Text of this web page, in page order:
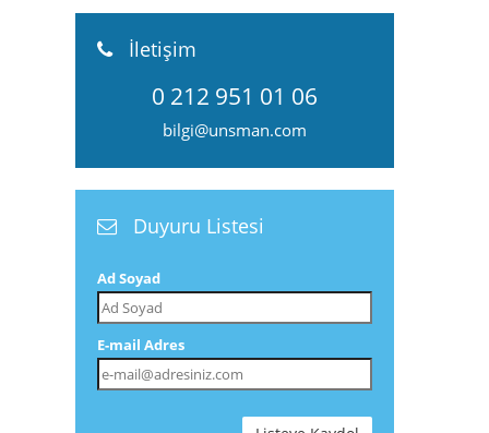
İletişim
0 212 951 01 06
bilgi@unsman.com
Duyuru Listesi
Ad Soyad
E-mail Adres